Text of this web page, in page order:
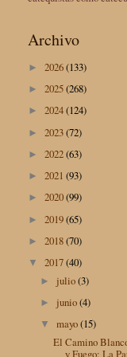
Archivo
► 2026(133)
► 2025(268)
► 2024(124)
► 2023(72)
► 2022(63)
► 2021 (93)
► 2020(99)
► 2019(65)
► 2018(70)
▼ 2017(40)
► julio(3)
► junio(4)
▼mayo(15)
El Camino
y Fuego: La